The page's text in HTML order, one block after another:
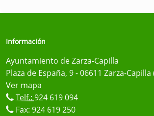
Información
Ayuntamiento de Zarza-Capilla
Plaza de España, 9 - 06611 Zarza-Capilla
Ver mapa
Telf.: 924 619 094
Fax: 924 619 250